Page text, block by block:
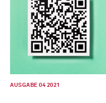
AUSGABE 04 2021